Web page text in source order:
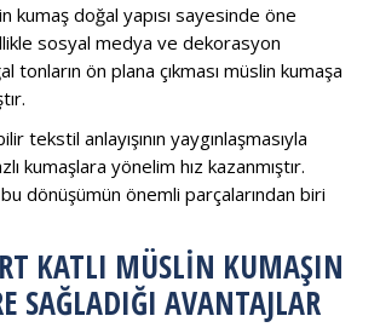
kumaş doğal yapısı sayesinde öne
sosyal medya ve dekorasyon
tonların ön plana çıkması müslin kumaşa
tekstil anlayışının yaygınlaşmasıyla
kumaşlara yönelim hız kazanmıştır.
dönüşümün önemli parçalarından biri
KATLI MÜSLIN KUMAŞIN
SAĞLADIĞI AVANTAJLAR